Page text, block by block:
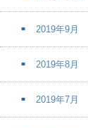
2019年9月
2019年8月
2019年7月